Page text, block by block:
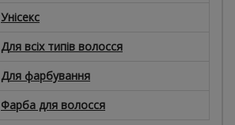
Унісекс
Для всіх типів волосся
Для фарбування
Фарба для волосся